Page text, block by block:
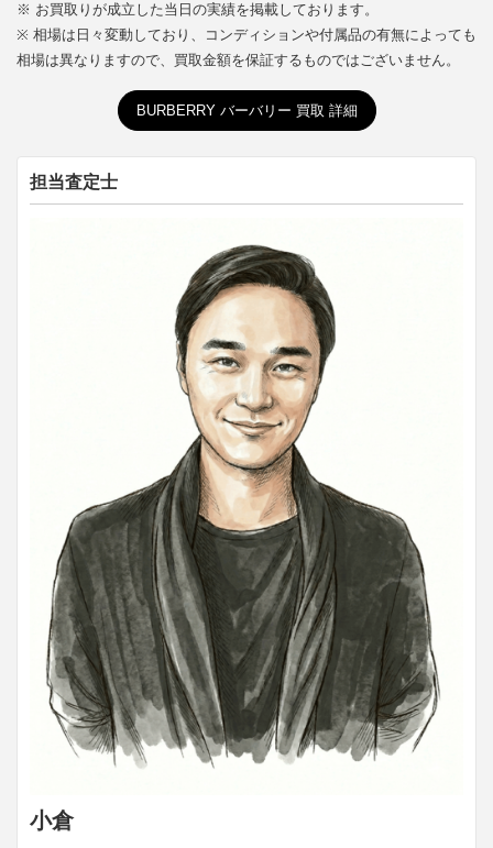
※ お買取りが成立した当日の実績を掲載しております。
※ 相場は日々変動しており、コンディションや付属品の有無によっても
相場は異なりますので、買取金額を保証するものではございません。
BURBERRY バーバリー 買取 詳細
担当査定士
小倉